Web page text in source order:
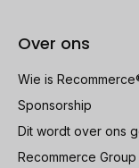
Over ons
Wie is
Sponsorship
Dit wordt over ons
Recommerce Group